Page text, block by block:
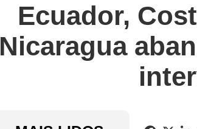
Ecuador,
Nicaragua